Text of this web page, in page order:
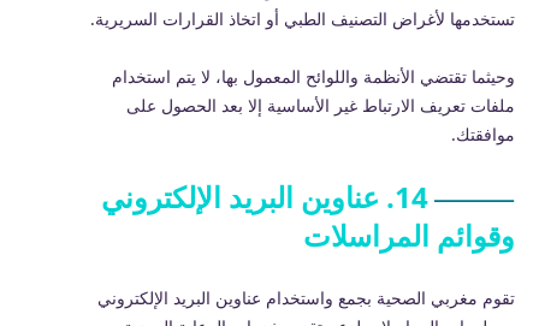
تستخدمها لأغراض التصنيف الطبي أو اتخاذ القرارات السريرية.
وحيثما تقتضي الأنظمة واللوائح المعمول بها، لا يتم استخدام
ملفات تعريف الارتباط غير الأساسية إلا بعد الحصول على
موافقتك.
14. عناوين البريد الإلكتروني
وقوائم المراسلات
تقوم مغربي الصحية بجمع واستخدام عناوين البريد الإلكتروني